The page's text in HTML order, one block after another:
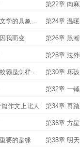
文 z世代艺术家笔趣阁 Z世
代艺术家笔趣阁免费阅读无
代艺术家无弹窗全球最知
z世代艺术家
家无错笔趣阁 z世代艺术家
第22章 肉
学的具象性 第24章 温暖
我而变 第26章 黑
第28章 法
霸是怎样炼 第30章 坏
第32章 一
作文上北大 第34章 再
第36章 方
要的是缘 第38章 明